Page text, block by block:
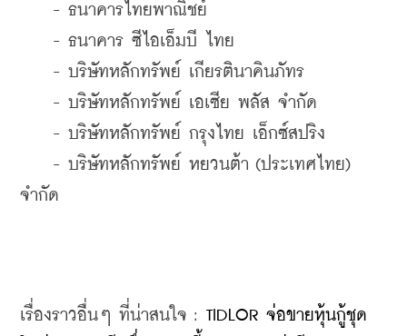
- ธนาคารไทยพาณิชย์
- ธนาคาร ซีไอเอ็มบี ไทย
- บริษัทหลักทรัพย์ เกียรตินาคินภัทร
- บริษัทหลักทรัพย์ เอเซีย พลัส จำกัด
- บริษัทหลักทรัพย์ กรุงไทย เอ็กซ์สปริง
- บริษัทหลักทรัพย์ หยวนต้า (ประเทศไทย)
จำกัด
เรื่องราวอื่นๆ ที่น่าสนใจ : TIDLOR จ่อขายหุ้นกู้ชุด